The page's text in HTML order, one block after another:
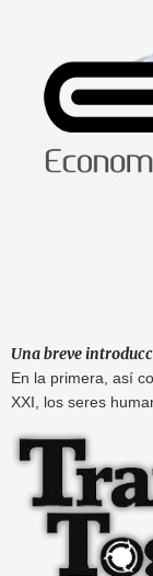
Una breve
En la primera, así
XXI, los seres